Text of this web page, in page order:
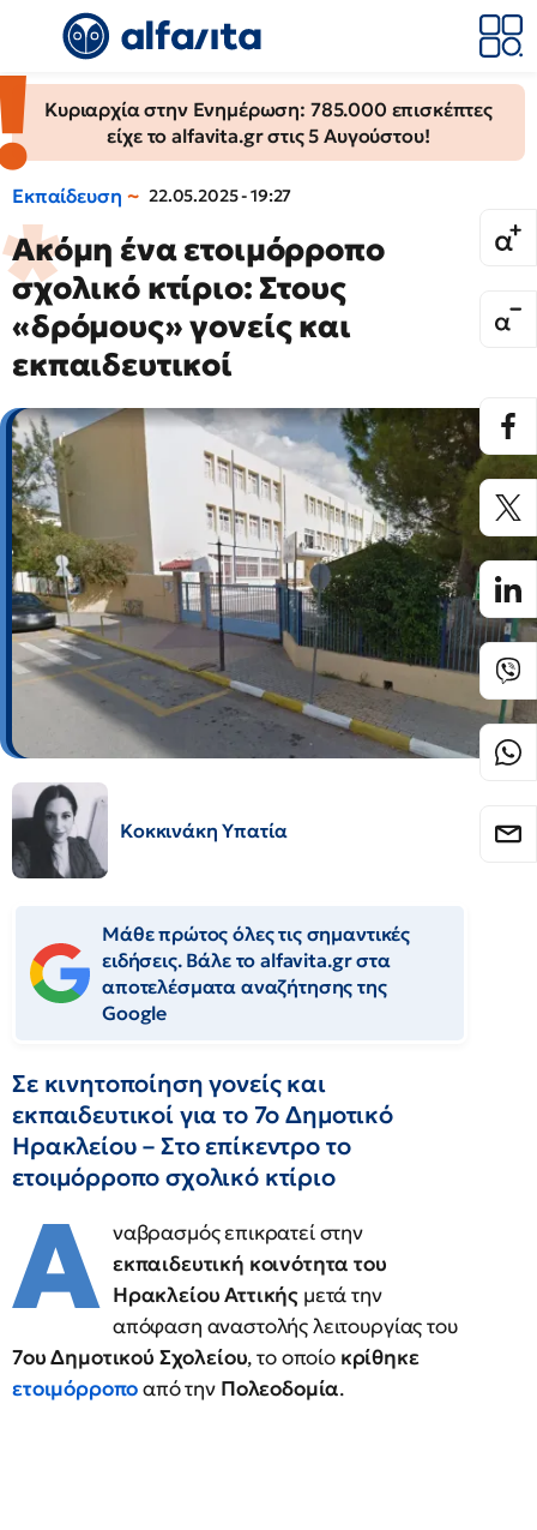
Κυριαρχία στην Ενημέρωση: 785.000 επισκέπτες
είχε το alfavita.gr στις 5 Αυγούστου!
Εκπαίδευση 22.05.2025 - 19:27
Ακόμη ένα ετοιμόρροπο
σχολικό κτίριο: Στους
«δρόμους» γονείς και
εκπαιδευτικοί
Κοκκινάκη Υπατία
Μάθε πρώτος όλες τις σημαντικές
ειδήσεις. Βάλε το alfavita.gr στα
αποτελέσματα αναζήτησης της
Google
Σε κινητοποίηση γονείς και
εκπαιδευτικοί για το 7ο Δημοτικό
Ηρακλείου – Στο επίκεντρο το
ετοιμόρροπο σχολικό κτίριο
Α ναβρασμός επικρατεί στην
εκπαιδευτική κοινότητα του
Ηρακλείου Αττικής μετά την
απόφαση αναστολής λειτουργίας του
7ου Δημοτικού Σχολείου, το οποίο κρίθηκε
ετοιμόρροποαπό την Πολεοδομία.